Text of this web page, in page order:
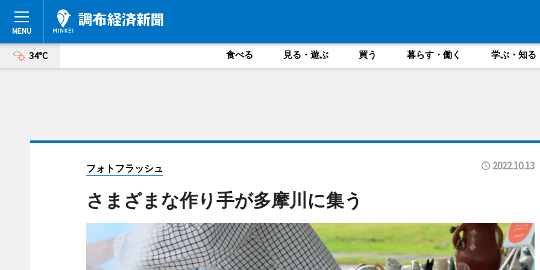
34°C 食べる 見る・遊ぶ 買う 暮らす・働く 学ぶ・知る
フォトフラッシュ 2022.10.13
さまざまな作り手が多摩川に集う